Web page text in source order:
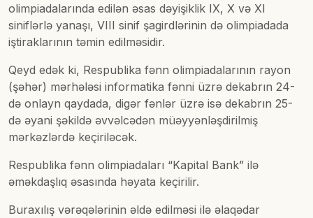
olimpiadalarında edilən əsas dəyişiklik IX, X və XI
siniflərlə yanaşı, VIII sinif şagirdlərinin də olimpiadada
iştiraklarının təmin edilməsidir.
Qeyd edək ki, Respublika fənn olimpiadalarının rayon
(şəhər) mərhələsi informatika fənni üzrə dekabrın 24-
də onlayn qaydada, digər fənlər üzrə isə dekabrın 25-
də əyani şəkildə əvvəlcədən müəyyənləşdirilmiş
mərkəzlərdə keçiriləcək.
Respublika fənn olimpiadaları “Kapital Bank” ilə
əməkdaşlıq əsasında həyata keçirilir.
Buraxılış vərəqələrinin əldə edilməsi ilə əlaqədar